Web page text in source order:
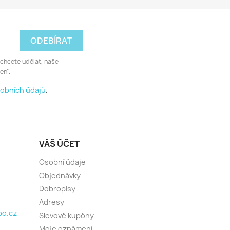
udělat, naše
údajů.
VÁŠ ÚČET
Osobní údaje
Objednávky
Dobropisy
Adresy
Slevové kupóny